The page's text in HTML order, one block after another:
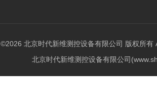
©2026 北京时代新维测控设备有限公司 版权所有
北京时代新维测控设备有限公司